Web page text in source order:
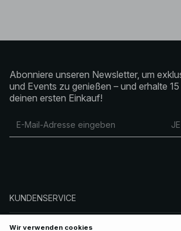
Abonniere unseren Newsletter, um
und Events zu genießen – und erhalte
deinen ersten Einkauf!
KUNDENSERVICE
ÜBER NA-KD